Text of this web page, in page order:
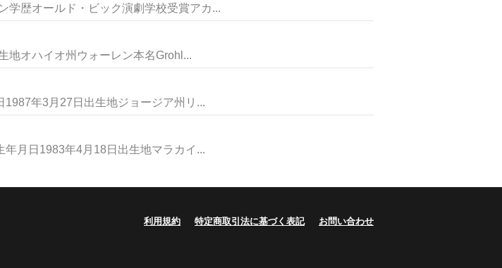
学歴オールド・ビック演劇学校受賞アカ...
地オハイオ州ウォーレン本名Grohl...
年3月27日出生地ジョージア州リ...
月日1983年4月18日出生地マラカイ...
利用規約 特定商取引法に基づく表記 お問い合わせ